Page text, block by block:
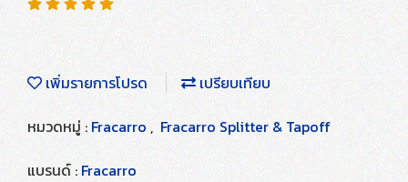
เพิ่มรายการโปรด
เปรียบเทียบ
หมวดหมู่ : Fracarro , Fracarro Splitter & Tapoff
แบรนด์ : Fracarro